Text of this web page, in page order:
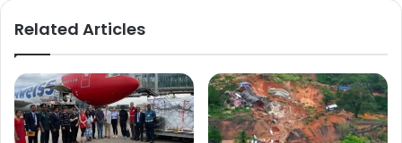
Related Articles